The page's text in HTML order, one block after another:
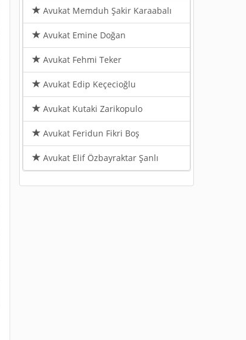
Avukat Memduh Şakir Karaabalı
Avukat Emine Doğan
Avukat Fehmi Teker
Avukat Edip Keçecioğlu
Avukat Kutaki Zarikopulo
Avukat Feridun Fikri Boş
Avukat Elif Özbayraktar Şanlı